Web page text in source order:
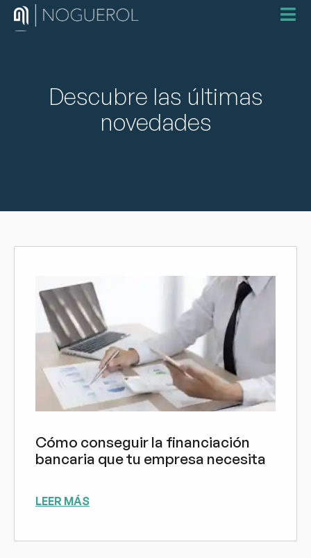
Descubre las últimas
novedades
Cómo conseguir la financiación
bancaria que tu empresa necesita
LEER MÁS